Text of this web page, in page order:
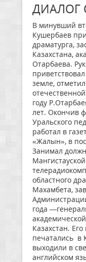
ДИАЛОГ
В минувший
Кушербаев
драматурга,
Казахстана,
Отарбаева.
земле,
году
лет. Окончив
Уральского
работал в
«Жалын», в
Занимал
областного
Махамбета,
года
Казахстан.
печатались в
выходили в
английском